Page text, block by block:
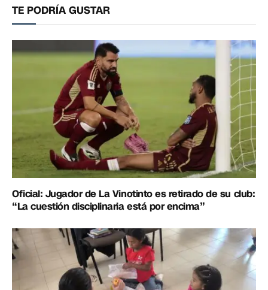
TE PODRÍA GUSTAR
Oficial: Jugador de La Vinotinto es retirado de su club:
“La cuestión disciplinaria está por encima”